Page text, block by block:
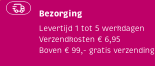
Bezorging
Levertijd 1 tot 5 werkdagen
Verzendkosten € 6,95
Boven € 99,- gratis verzending